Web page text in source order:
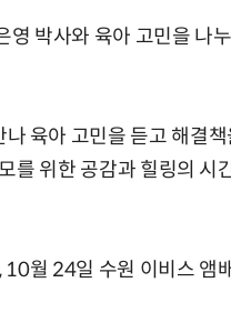
박사와 육아 고민을 나
육아 고민을 듣고 해결
를 위한 공감과 힐링의 시
월 24일 수원 이비스 앰